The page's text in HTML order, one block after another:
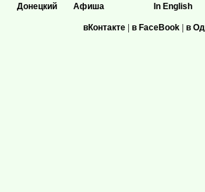
Донецкий
Афиша
In English
вКонтакте | в FaceBook | в